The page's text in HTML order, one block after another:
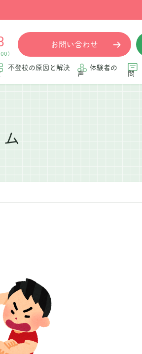
）
お問い合わせ
不登校の原因と解決 体験者の
声 問